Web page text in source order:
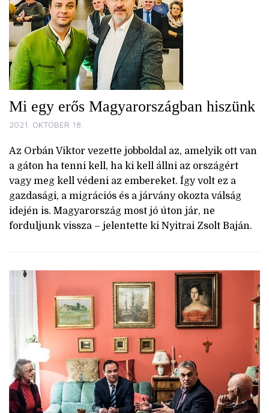
Mi egy erős Magyarországban hiszünk
2021. OKTÓBER 18.
Az Orbán Viktor vezette jobboldal az, amelyik ott van
a gáton ha tenni kell, ha ki kell állni az országért
vagy meg kell védeni az embereket. Így volt ez a
gazdasági, a migrációs és a járvány okozta válság
idején is. Magyarország most jó úton jár, ne
forduljunk vissza – jelentette ki Nyitrai Zsolt Baján.